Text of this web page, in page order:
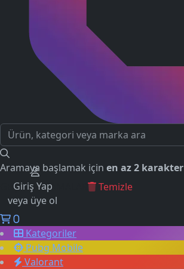
Aramaya başlamak için en az 2 karakter
GEÇMİŞ ARAMALAR
Temizle
Giriş Yap
veya üye ol
0
Kategoriler
Pubg Mobile
Valorant